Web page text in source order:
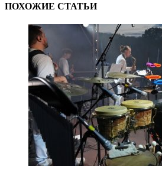
ПОХОЖИЕ СТАТЬИ